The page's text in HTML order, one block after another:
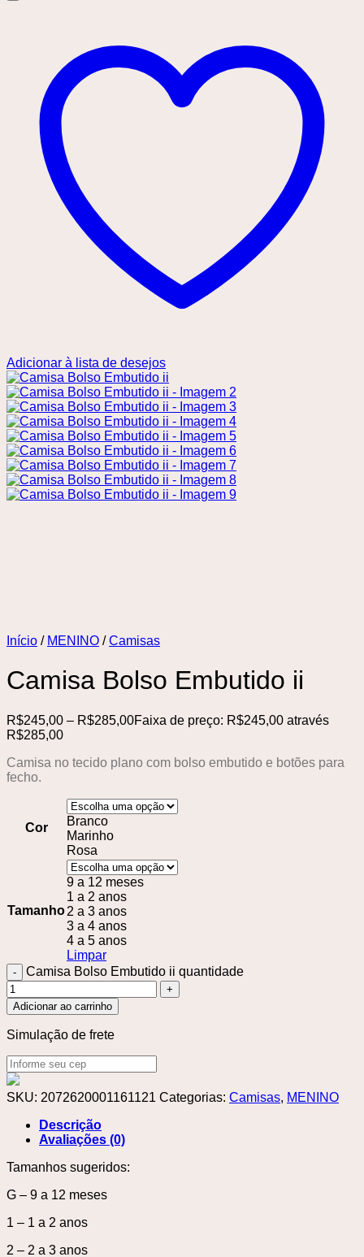
Adicionar à lista de desejos
Início / MENINO / Camisas
Camisa Bolso Embutido ii
R$245,00 – R$285,00Faixa de preço: R$245,00 através
R$285,00
Camisa no tecido plano com bolso embutido e botões para
fecho.
Cor
Branco
Marinho
Rosa
Tamanho
9 a 12 meses
1 a 2 anos
2 a 3 anos
3 a 4 anos
4 a 5 anos
Limpar
Camisa Bolso Embutido ii quantidade
Adicionar ao carrinho
Simulação de frete
SKU: 2072620001161121 Categorias: Camisas, MENINO
Descrição
Avaliações (0)
Tamanhos sugeridos:
G – 9 a 12 meses
1 – 1 a 2 anos
2 – 2 a 3 anos